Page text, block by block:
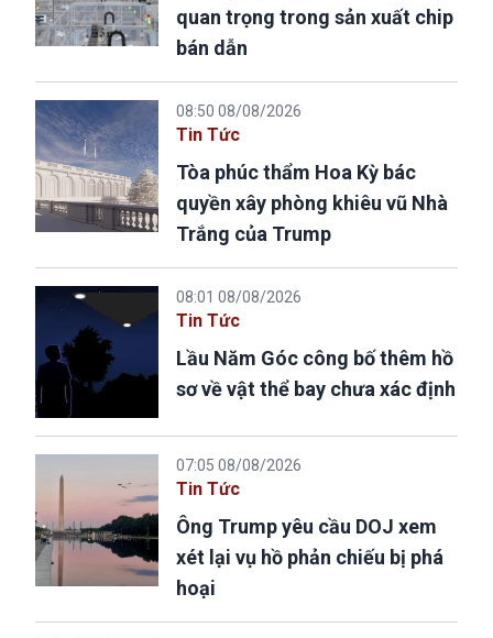
quan trọng trong sản xuất chip
bán dẫn
08:50 08/08/2026
Tin Tức
Tòa phúc thẩm Hoa Kỳ bác
quyền xây phòng khiêu vũ Nhà
Trắng của Trump
08:01 08/08/2026
Tin Tức
Lầu Năm Góc công bố thêm hồ
sơ về vật thể bay chưa xác định
07:05 08/08/2026
Tin Tức
Ông Trump yêu cầu DOJ xem
xét lại vụ hồ phản chiếu bị phá
hoại